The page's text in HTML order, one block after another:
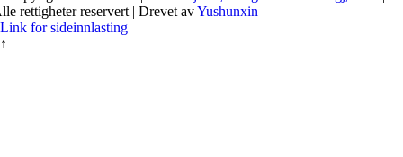
rettigheter reservert | Drevet avYushunxin
Link for sideinnlasting
↑